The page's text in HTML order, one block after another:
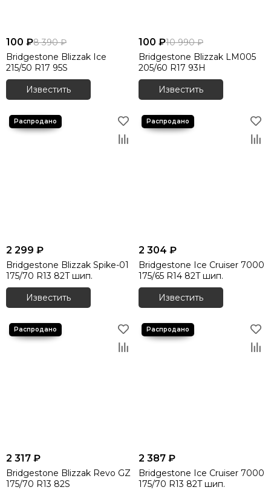
100 ₽8 390 ₽
Bridgestone Blizzak Ice
215/50 R17 95S
Известить
100 ₽10 990 ₽
Bridgestone Blizzak LM005
205/60 R17 93H
Известить
2 299 ₽
Bridgestone Blizzak Spike-01
175/70 R13 82T шип.
Известить
2 304 ₽
Bridgestone Ice Cruiser 7000
175/65 R14 82T шип.
Известить
2 317 ₽
Bridgestone Blizzak Revo GZ
175/70 R13 82S
2 387 ₽
Bridgestone Ice Cruiser 7000
175/70 R13 82T шип.